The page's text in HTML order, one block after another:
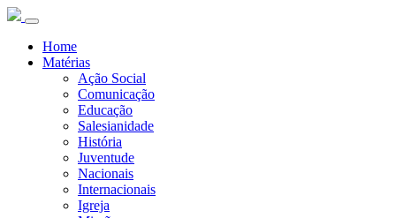
Home
Matérias
Ação Social
Comunicação
Educação
Salesianidade
História
Juventude
Nacionais
Internacionais
Igreja